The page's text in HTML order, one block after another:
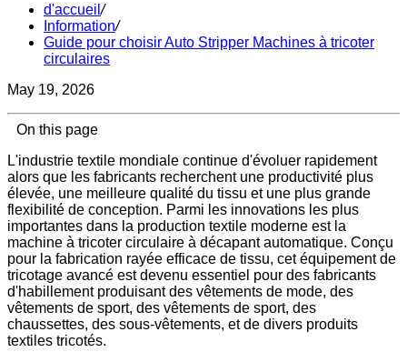
d'accueil/
Information/
Guide pour choisir Auto Stripper Machines à tricoter
circulaires
May 19, 2026
On this page
L'industrie textile mondiale continue d'évoluer rapidement
alors que les fabricants recherchent une productivité plus
élevée, une meilleure qualité du tissu et une plus grande
flexibilité de conception. Parmi les innovations les plus
importantes dans la production textile moderne est la
machine à tricoter circulaire à décapant automatique. Conçu
pour la fabrication rayée efficace de tissu, cet équipement de
tricotage avancé est devenu essentiel pour des fabricants
d'habillement produisant des vêtements de mode, des
vêtements de sport, des vêtements de sport, des
chaussettes, des sous-vêtements, et de divers produits
textiles tricotés.